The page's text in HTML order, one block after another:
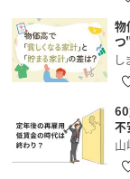
物
つ
し
不
山